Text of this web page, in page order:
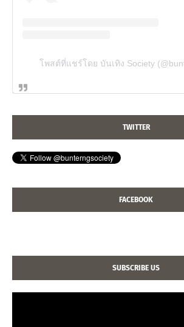
โพสต์ที่แชร์โดย บันเทิง Society
TWITTER
FACEBOOK
SUBSCRIBE US